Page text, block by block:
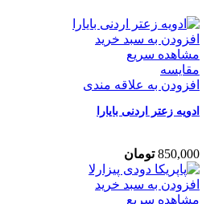
افزودن به سبد خرید
مشاهده سریع
مقایسه
افزودن به علاقه مندی
ادویه زعتر اردنی بایارا
850,000 تومان
افزودن به سبد خرید
مشاهده سریع